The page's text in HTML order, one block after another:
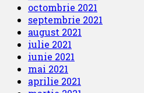
octombrie 2021
septembrie 2021
august 2021
iulie 2021
iunie 2021
mai 2021
aprilie 2021